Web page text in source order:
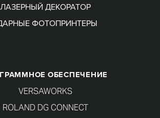
ЛАЗЕРНЫЙ ДЕКОРАТОР
ФОТОПРИНТЕРЫ
ОБЕСПЕЧЕНИЕ
VERSAWORKS
ROLAND DG CONNECT